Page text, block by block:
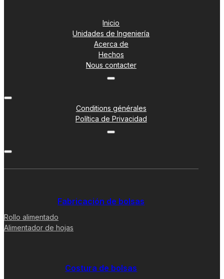
Inicio
Unidades de Ingeniería
Acerca de
Hechos
Nous contacter
Conditions générales
Política de Privacidad
Fabricación de bolsas
Rollo alimentado
Alimentador de hojas
Costura de bolsas